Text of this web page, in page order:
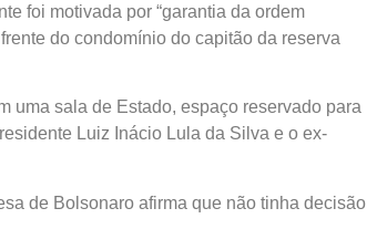
foi motivada por “garantia da ordem
do condomínio do capitão da reserva
uma sala de Estado, espaço reservado para
Luiz Inácio Lula da Silva e o ex-
de Bolsonaro afirma que não tinha decisão